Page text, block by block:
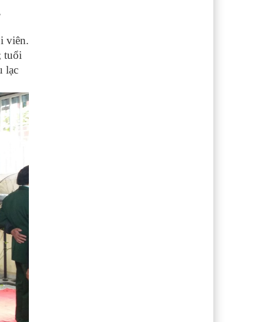
viên.
tuổi
lạc